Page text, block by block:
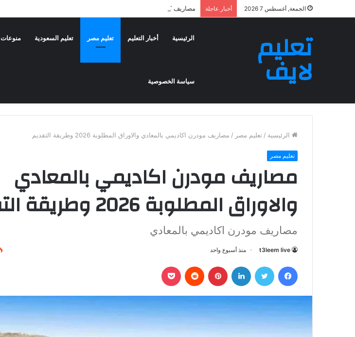
الجمعة, أغسطس 7 2026 أخبار عاجلة مصاريف كلية الطب بجامعة الأزهر 2026
تعليم
لايف
الرئيسية أخبار التعليم تعليم مصر تعليم السعودية منوعات
سياسة الخصوصية
الرئيسية / تعليم مصر / مصاريف مودرن اكاديمي بالمعادي والاوراق المطلوبة 2026 وطريقة التقديم
تعليم مصر
مصاريف مودرن اكاديمي بالمعادي
والاوراق المطلوبة 2026 وطريقة التقديم
مصاريف مودرن اكاديمي بالمعادي
t3leem live منذ أسبوع واحد
فيسبوك تويتر لينكدإن بينتيريست